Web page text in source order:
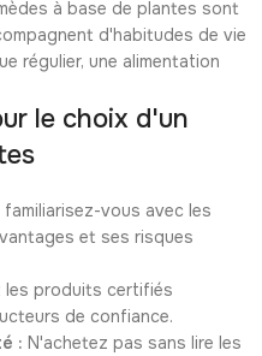
à base de plantes sont
d'habitudes de vie
régulier, une alimentation
le choix d'un
vous avec les
et ses risques
les produits certifiés
de confiance.
: N'achetez pas sans lire les